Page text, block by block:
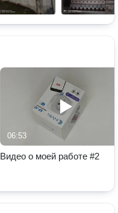
06:53
Видео о моей работе #2